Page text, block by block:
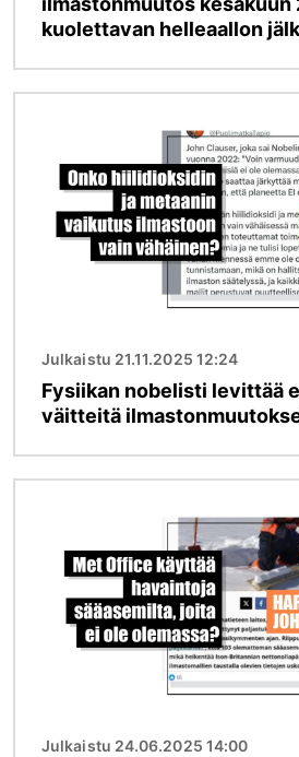
kuolettavan helleaallon
Julkaistu 21.11.2025 12:24
Fysiikan nobelisti levittää
väitteitä
Julkaistu 24.06.2025 14:00